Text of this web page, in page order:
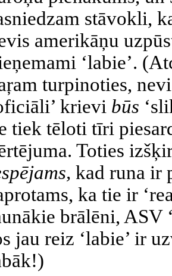
stāvokli,
amerikāņu
‘labie’.
turpinoties,
krievi būs
tiek tēloti tīri
Toties
kad runa ir
ka tie ir
brālēni, ASV
jau reiz ‘labie’ ir